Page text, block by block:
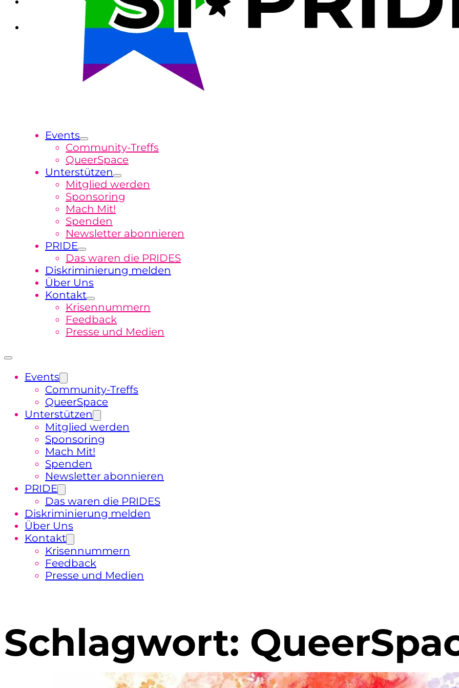
Events
Community-Treffs
QueerSpace
Unterstützen
Mitglied werden
Sponsoring
Mach Mit!
Spenden
Newsletter abonnieren
PRIDE
Das waren die PRIDES
Diskriminierung melden
Über Uns
Kontakt
Krisennummern
Feedback
Presse und Medien
Events
Community-Treffs
QueerSpace
Unterstützen
Mitglied werden
Sponsoring
Mach Mit!
Spenden
Newsletter abonnieren
PRIDE
Das waren die PRIDES
Diskriminierung melden
Über Uns
Kontakt
Krisennummern
Feedback
Presse und Medien
Schlagwort: